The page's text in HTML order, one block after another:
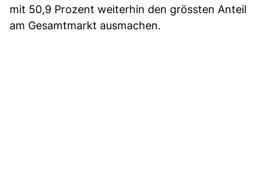
mit 50,9 Prozent weiterhin den grössten Anteil
am Gesamtmarkt ausmachen.